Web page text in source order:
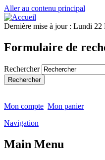
Aller au contenu principal
Dernière mise à jour : Lundi 22
Formulaire de
Rechercher
Mon compte Mon panier
Navigation
Main Menu